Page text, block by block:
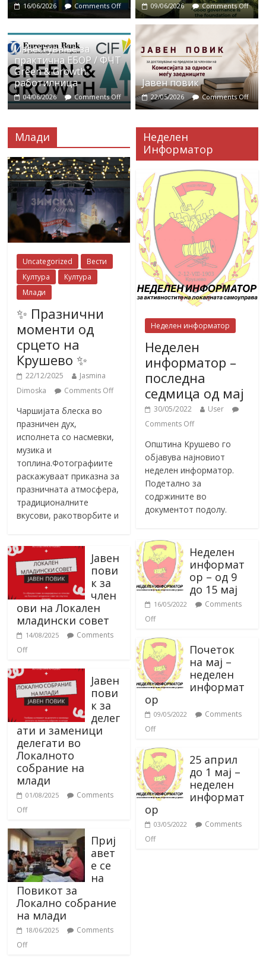
16/06/2026 Comments Off 09/06/2026 Comments Off
Известување за
практична ЕБОР / ФЧТ
Green & Growth
работилница
04/06/2026 Comments Off
Јавен повик
22/05/2026 Comments Off
Млади
Uncategorized
Вести
Култура
Култура
Млади
✨ Празнични
моменти од
срцето на
Крушево ✨
22/12/2025
Jasmina
Dimoska
Comments Off
Чаршијата блеска во
празничен дух,
исполнета со насмевки,
музика и
топлина.Фотографиите
раскажуваат приказна за
празничната атмосфера,
традиционалните
вкусови, ракотворбите и
Јавен
пови
к за
член
ови на Локален
младински совет
14/08/2025
Comments
Off
Јавен
пови
к за
делег
ати и заменици
делегати во
Локалното
собрание на
млади
01/08/2025
Comments
Off
Приј
авет
е се
на
Повикот за
Локално собрание
на млади
18/06/2025
Comments
Off
Неделен
Информатор
Неделен информатор
Неделен
информатор –
последна
седмица од мај
30/05/2022
User
Comments Off
Општина Крушево го
објавува најновиот
неделен информатор.
Подетално за
содржините во
документот подолу.
Неделен
информат
ор – од 9
до 15 мај
16/05/2022
Comments
Off
Почеток
на мај –
неделен
информат
ор
09/05/2022
Comments
Off
25 април
до 1 мај –
неделен
информат
ор
03/05/2022
Comments
Off